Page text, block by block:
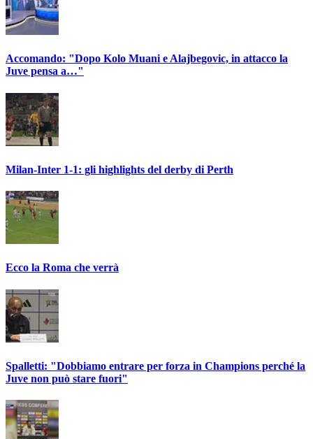
Accomando: "Dopo Kolo Muani e Alajbegovic, in attacco la
Juve pensa a…"
Milan-Inter 1-1: gli highlights del derby di Perth
Ecco la Roma che verrà
Spalletti: "Dobbiamo entrare per forza in Champions perché la
Juve non può stare fuori"